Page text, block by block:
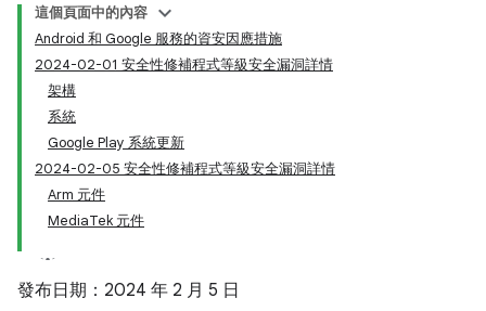
這個頁面中的內容
Android 和 Google 服務的資安因應措施
2024-02-01 安全性修補程式等級安全漏洞詳情
架構
系統
Google Play 系統更新
2024-02-05 安全性修補程式等級安全漏洞詳情
Arm 元件
MediaTek 元件
發布日期：2024 年 2 月 5 日